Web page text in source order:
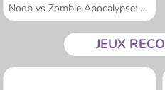
Noob vs Zombie Apocalypse: Shooting Pro
JEUX